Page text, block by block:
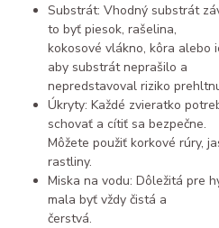
Substrát: Vhodný substrát
to byť piesok, rašelina,
kokosové vlákno, kôra alebo
aby substrát neprašilo a
nepredstavoval riziko
Úkryty: Každé zvieratko
schovať a cítiť sa bezpečne.
Môžete použiť korkové rúry,
rastliny.
Miska na vodu: Dôležitá pre
mala byť vždy čistá a
čerstvá.